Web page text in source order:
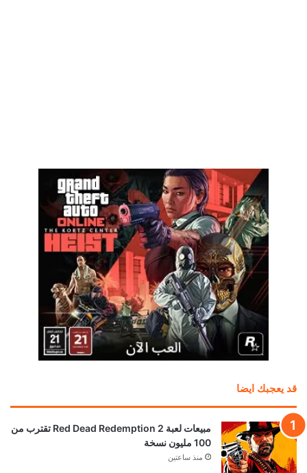
قد يعجبك ايضا
مبيعات لعبة Red Dead Redemption 2 تقترب من
100 مليون نسخة
منذ ساعتين